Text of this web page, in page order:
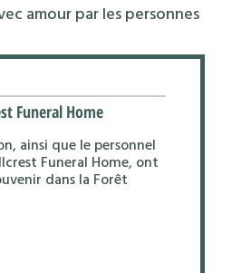
amour par les personnes
Funeral Home
ainsi que le personnel
Funeral Home, ont
dans la Forêt